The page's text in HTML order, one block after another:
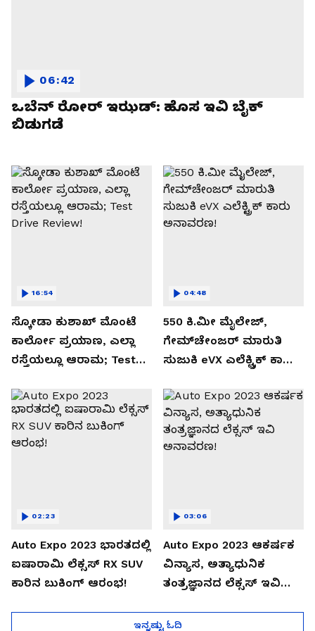
ಒಬೆನ್ ರೋರ್ ಇಝಡ್: ಹೊಸ ಇವಿ ಬೈಕ್
ಬಿಡುಗಡೆ
06:42
ಸ್ಕೋಡಾ ಕುಶಾಖ್ ಮೊಂಟೆ
ಕಾರ್ಲೋ ಪ್ರಯಾಣ, ಎಲ್ಲಾ
ರಸ್ತೆಯಲ್ಲೂ ಆರಾಮ; Test
16:54
550 ಕಿ.ಮೀ ಮೈಲೇಜ್,
ಗೇಮ್‌ಚೇಂಜರ್ ಮಾರುತಿ
ಸುಜುಕಿ eVX ಎಲೆಕ್ಟ್ರಿಕ್ ಕಾರು
04:48
Auto Expo 2023 ಭಾರತದಲ್ಲಿ
ಐಷಾರಾಮಿ ಲೆಕ್ಸಸ್ RX SUV
ಕಾರಿನ ಬುಕಿಂಗ್ ಆರಂಭ!
02:23
Auto Expo 2023 ಆಕರ್ಷಕ
ವಿನ್ಯಾಸ, ಅತ್ಯಾಧುನಿಕ
ತಂತ್ರಜ್ಞಾನದ ಲೆಕ್ಸಸ್ ಇವಿ
03:06
ಇನ್ನಷ್ಟು ಓದಿ